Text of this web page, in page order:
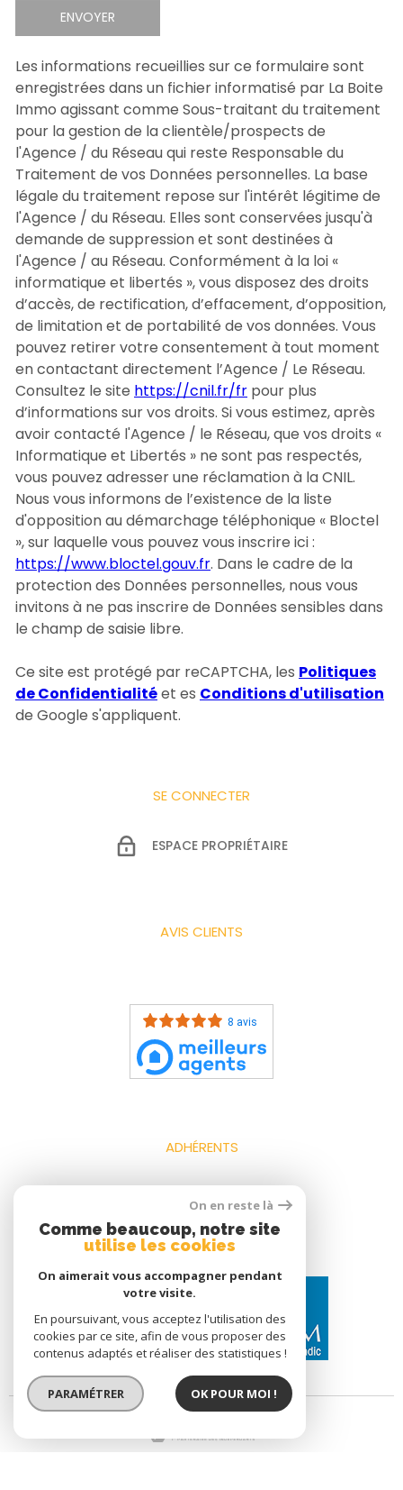
ENVOYER
Les informations recueillies sur ce formulaire sont
enregistrées dans un fichier informatisé par La Boite
Immo agissant comme Sous-traitant du traitement
pour la gestion de la clientèle/prospects de
l'Agence / du Réseau qui reste Responsable du
Traitement de vos Données personnelles. La base
légale du traitement repose sur l'intérêt légitime de
l'Agence / du Réseau. Elles sont conservées jusqu'à
demande de suppression et sont destinées à
l'Agence / au Réseau. Conformément à la loi «
informatique et libertés », vous disposez des droits
d’accès, de rectification, d’effacement, d’opposition,
de limitation et de portabilité de vos données. Vous
pouvez retirer votre consentement à tout moment
en contactant directement l’Agence / Le Réseau.
Consultez le site https://cnil.fr/fr pour plus
d’informations sur vos droits. Si vous estimez, après
avoir contacté l'Agence / le Réseau, que vos droits «
Informatique et Libertés » ne sont pas respectés,
vous pouvez adresser une réclamation à la CNIL.
Nous vous informons de l’existence de la liste
d'opposition au démarchage téléphonique « Bloctel
», sur laquelle vous pouvez vous inscrire ici :
https://www.bloctel.gouv.fr. Dans le cadre de la
protection des Données personnelles, nous vous
invitons à ne pas inscrire de Données sensibles dans
le champ de saisie libre.
Ce site est protégé par reCAPTCHA, les Politiques
de Confidentialitéet es Conditions d'utilisation
de Google s'appliquent.
SE CONNECTER
ESPACE PROPRIÉTAIRE
AVIS CLIENTS
8 avis
ADHÉRENTS
On en reste là
Comme beaucoup, notre site
utilise les cookies
On aimerait vous accompagner pendant
votre visite.
En poursuivant, vous acceptez l'utilisation des
cookies par ce site, afin de vous proposer des
contenus adaptés et réaliser des statistiques !
PARAMÉTRER OK POUR MOI !